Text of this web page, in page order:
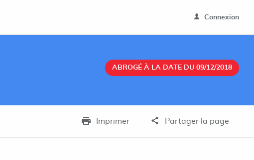
Connexion
ABROGÉ À LA DATE DU 09/12/2018
Imprimer Partager la page